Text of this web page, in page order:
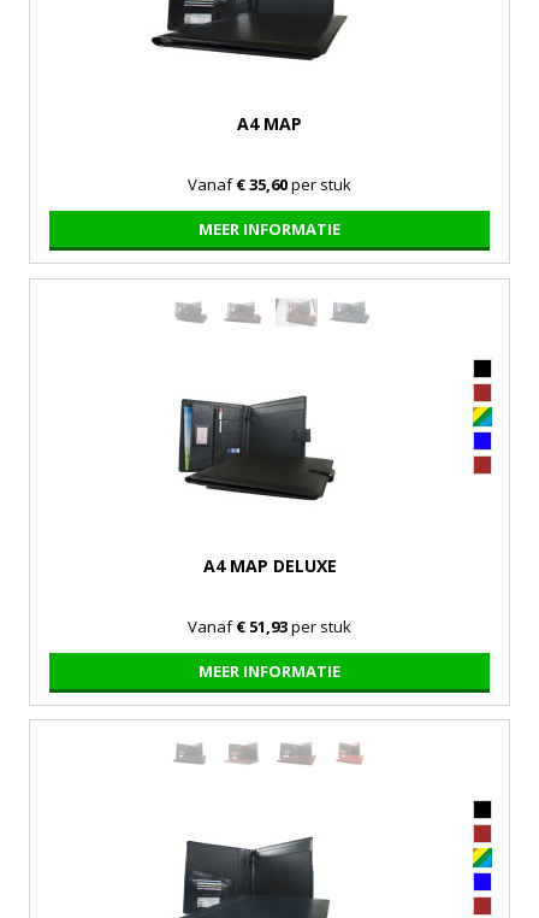
A4 MAP
Vanaf€ 35,60per stuk
MEER INFORMATIE
A4 MAP DELUXE
Vanaf€ 51,93per stuk
MEER INFORMATIE